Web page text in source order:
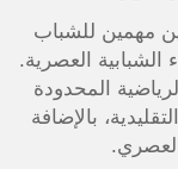
مهمين للشباب
الشبابية العصرية.
المحدودة
بالإضافة